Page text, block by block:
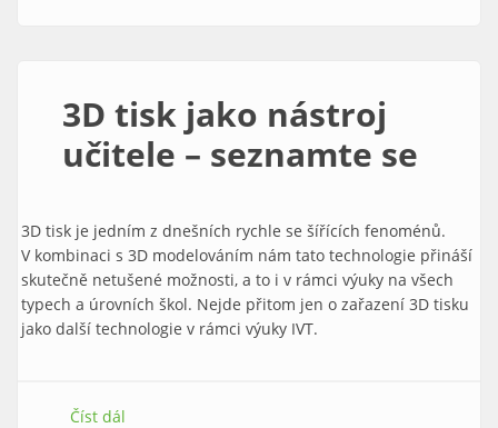
3D tisk jako nástroj
učitele – seznamte se
3D tisk je jedním z dnešních rychle se šířících fenoménů.
V kombinaci s 3D modelováním nám tato technologie přináší
skutečně netušené možnosti, a to i v rámci výuky na všech
typech a úrovních škol. Nejde přitom jen o zařazení 3D tisku
jako další technologie v rámci výuky IVT.
Číst dál